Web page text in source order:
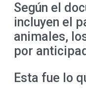
Según el
incluyen el
animales,
por
Esta fue lo